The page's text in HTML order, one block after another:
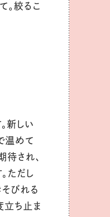
。絞るこ
新しい
温めて
待され、
ただし
びれる
立ち止ま